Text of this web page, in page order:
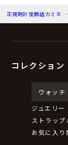
（３）個
弊社からのお
（４）個
取得した個
提供すること
正規時計宝飾店カミネ
コレクション
ウォッチ
ジュエリー
ストラップ
お気に入り